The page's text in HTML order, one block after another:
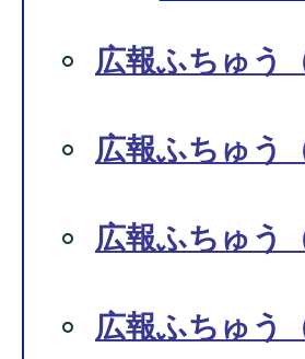
広報ふちゅう
広報ふちゅう
広報ふちゅう
広報ふちゅう